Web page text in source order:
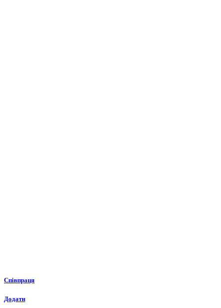
Співпраця
Додати